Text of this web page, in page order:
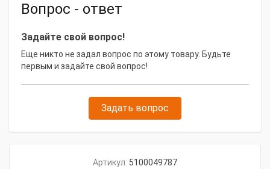
Вопрос - ответ
Задайте свой вопрос!
Еще никто не задал вопрос по этому товару. Будьте
первым и задайте свой вопрос!
Задать вопрос
Артикул: 5100049787